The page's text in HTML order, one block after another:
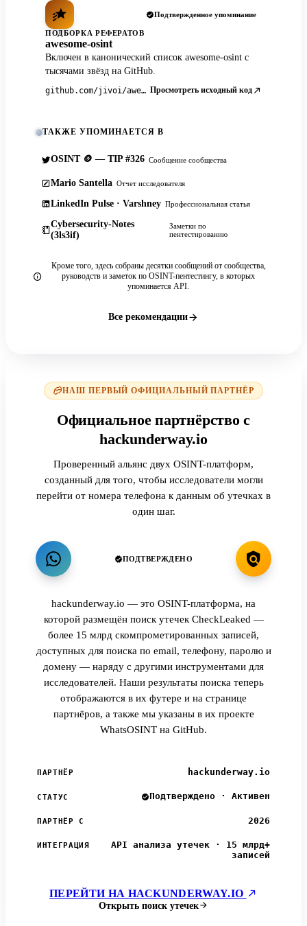
Подтвержденное упоминание
ПОДБОРКА РЕФЕРАТОВ
awesome-osint
Включен в канонический список awesome-osint с
тысячами звёзд на GitHub.
github.com/jivoi/awesome-osint Просмотреть исходный код
ТАКЖЕ УПОМИНАЕТСЯ В
OSINT 🪙 — TIP #326 Сообщение сообщества
Mario Santella Отчет исследователя
LinkedIn Pulse · Varshney Профессиональная статья
Cybersecurity-Notes
(3ls3if)
Заметки по
пентестированию
Кроме того, здесь собраны десятки сообщений от сообщества,
руководств и заметок по OSINT-пентестингу, в которых
упоминается API.
Все рекомендации
НАШ ПЕРВЫЙ ОФИЦИАЛЬНЫЙ ПАРТНЁР
Официальное партнёрство с
hackunderway.io
Проверенный альянс двух OSINT-платформ,
созданный для того, чтобы исследователи могли
перейти от номера телефона к данным об утечках в
один шаг.
ПОДТВЕРЖДЕНО
hackunderway.io — это OSINT-платформа, на
которой размещён поиск утечек CheckLeaked —
более 15 млрд скомпрометированных записей,
доступных для поиска по email, телефону, паролю и
домену — наряду с другими инструментами для
исследователей. Наши результаты поиска теперь
отображаются в их футере и на странице
партнёров, а также мы указаны в их проекте
WhatsOSINT на GitHub.
ПАРТНЁР hackunderway.io
СТАТУС Подтверждено · Активен
ПАРТНЁР С 2026
ИНТЕГРАЦИЯ
API анализа утечек · 15 млрд+
записей
ПЕРЕЙТИ НА HACKUNDERWAY.IO
Открыть поиск утечек